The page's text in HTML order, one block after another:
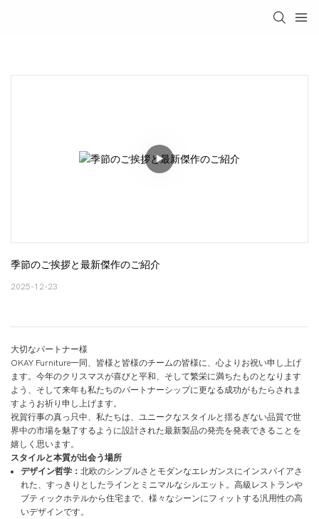
季節のご挨拶と最新傑作のご紹介
2025-12-23
大切なパートナー様
OKAY Furniture一同、皆様と皆様のチームの皆様に、心よりお祝い申し上げ
ます。今年のクリスマスが喜びと平和、そして繁栄に満ちたものとなります
よう、そして来年も私たちのパートナーシップに更なる成功がもたらされま
すようお祈り申し上げます。
祝賀行事の真っ只中、私たちは、ユニークなスタイルと揺るぎない品質で世
界中の市場を魅了するように設計された最新製品の発売を発表できることを
嬉しく思います。
スタイルと本質が出会う場所
デザイン哲学：北欧のシンプルさとモダンなエレガンスにインスパイアさ
れた、すっきりとしたラインとミニマルなシルエット。高級レストランや
ブテ​​ィックホテルから住宅まで、様々なシーンにフィットする汎用性の高
いデザインです。